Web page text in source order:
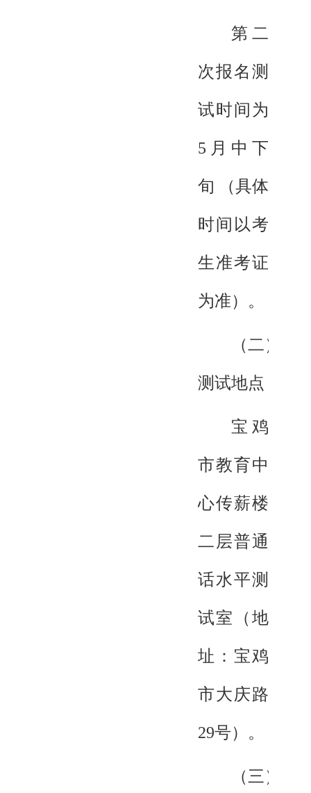
第二
次报名测
试时间为
5月中下
旬 （具体
时间以考
生准考证
为准）。
（二）
测试地点
宝鸡
市教育中
心传薪楼
二层普通
话水平测
试室（地
址：宝鸡
市大庆路
29号）。
（三）